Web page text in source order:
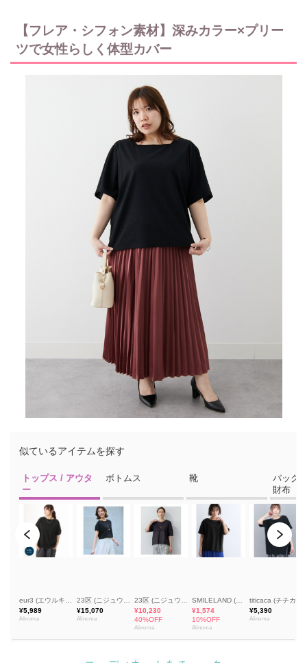
【フレア・シフォン素材】深みカラー×プリー
ツで女性らしく体型カバー